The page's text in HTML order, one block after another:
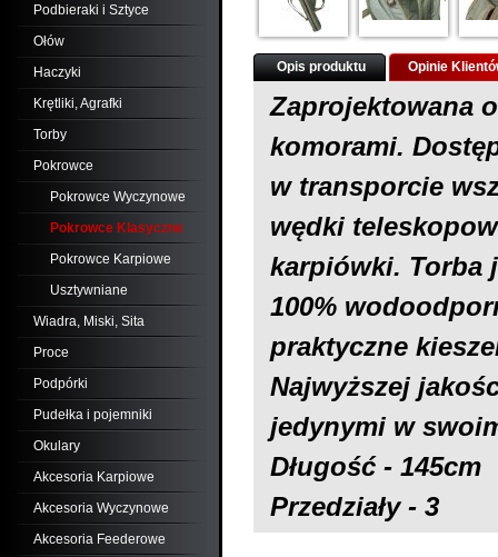
Podbieraki i Sztyce
Ołów
Haczyki
Krętliki, Agrafki
Torby
Pokrowce
Pokrowce Wyczynowe
Pokrowce Klasyczne
Pokrowce Karpiowe
Usztywniane
Wiadra, Miski, Sita
Proce
Podpórki
Pudełka i pojemniki
Okulary
Akcesoria Karpiowe
Akcesoria Wyczynowe
Akcesoria Feederowe
Opis produktu Opinie
Zaprojektowana
komorami.
w transporcie
wędki
karpiówki. Torba
100%
praktyczne
Najwyższej
jedynymi w
Długość - 145cm
Przedziały - 3